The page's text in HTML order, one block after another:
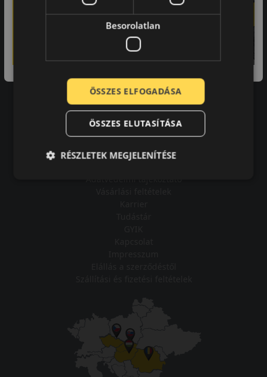
-
A bolt vásárlója
Minden tökéletesen működik.
Impresszum
Besorolatlan
ÖSSZES ELFOGADÁSA
ÖSSZES ELUTASÍTÁSA
RÉSZLETEK MEGJELENÍTÉSE